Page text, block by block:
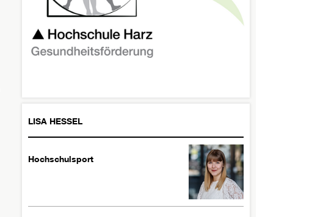
LISA HESSEL
Hochschulsport